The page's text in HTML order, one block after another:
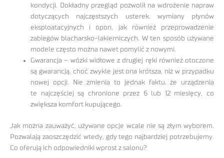
kondycji. Dokładny przegląd pozwolił na wdrożenie napraw
dotyczących najczęstszych usterek, wymiany płynów
eksploatacyjnych i opon, jak również przeprowadzenie
zabiegów blacharsko-lakierniczych. W ten sposób używane
modele często można nawet pomylić z nowymi.
Gwarancja – wózki widłowe z drugiej ręki również otoczone
są gwarancją, choć zwykle jest ona krótsza, niż w przypadku
nowej opcji. Nie zmienia to jednak faktu, że urządzenia
te najczęściej są chronione przez 6 lub 12 miesięcy, co
zwiększa komfort kupującego.
Jak można zauważyć, używane opcje wcale nie są złym wyborem.
Pozwalają zaoszczędzić wtedy, gdy tego najbardziej potrzebujemy.
Co oferują ich odpowiedniki wprost z salonu?